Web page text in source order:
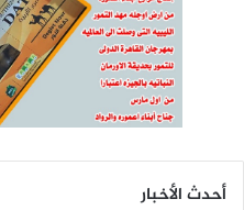
أحدث الأخبار